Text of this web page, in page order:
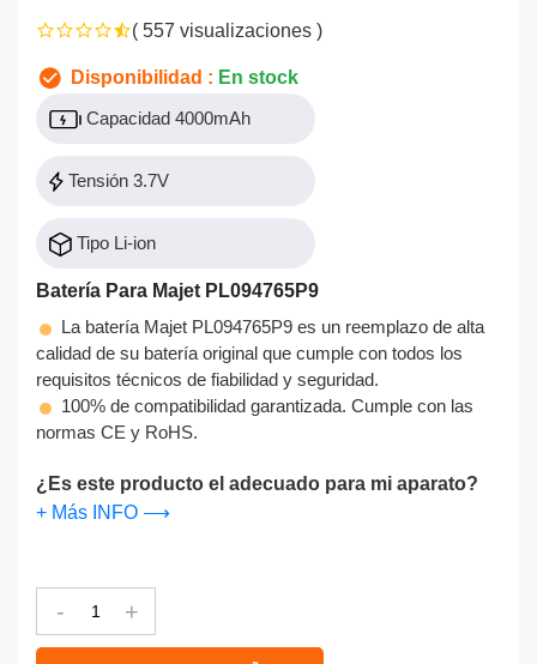
( 557 visualizaciones )
Disponibilidad : En stock
Capacidad 4000mAh
Tensión 3.7V
Tipo Li-ion
Batería Para Majet PL094765P9
La batería Majet PL094765P9 es un reemplazo de alta
calidad de su batería original que cumple con todos los
requisitos técnicos de fiabilidad y seguridad.
100% de compatibilidad garantizada. Cumple con las
normas CE y RoHS.
¿Es este producto el adecuado para mi aparato?
+ Más INFO ⟶
- +